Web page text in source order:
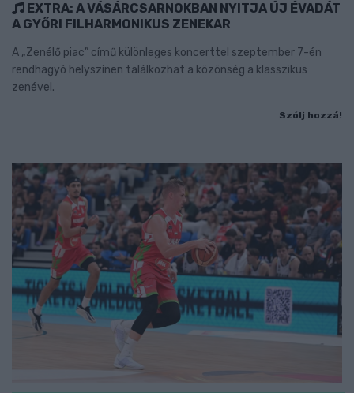
EXTRA: A VÁSÁRCSARNOKBAN NYITJA ÚJ ÉVADÁT
A GYŐRI FILHARMONIKUS ZENEKAR
A „Zenélő piac” című különleges koncerttel szeptember 7-én
rendhagyó helyszínen találkozhat a közönség a klasszikus
zenével.
Szólj hozzá!